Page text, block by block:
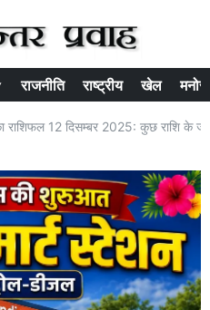
राजनीति राष्ट्रीय खेल
12 दिसम्बर 2025: कुछ राशि के